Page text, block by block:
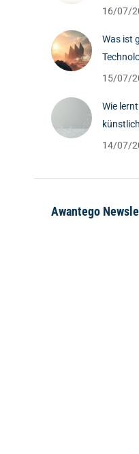
16/07/
Was ist
15/07/
Wie
14/07/
Awantego